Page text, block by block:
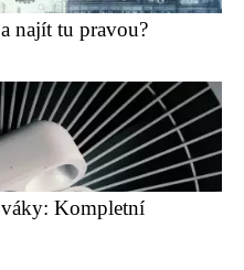
najít tu pravou?
Kompletní